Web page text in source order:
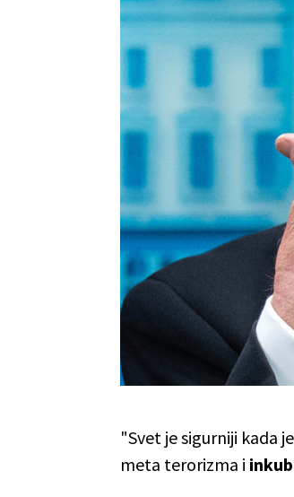
"Svet je sigurniji kada
meta terorizma i